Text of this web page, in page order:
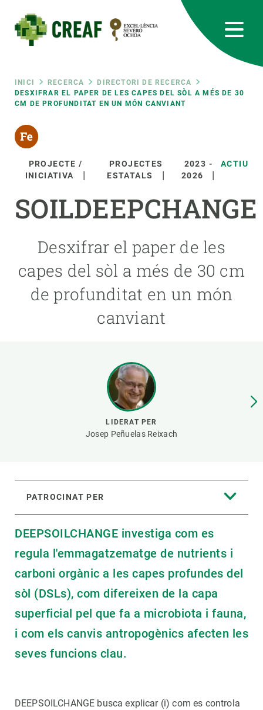
contingut
Fil
d'ariadna
INICI RECERCA
DIRECTORI DE RECERCA
DESXIFRAR EL PAPER DE LES CAPES DEL SÒL A MÉS DE 30
CM DE PROFUNDITAT EN UN MÓN CANVIANT
PROJECTE /
INICIATIVA
PROJECTES
ESTATALS
2023 -
2026
ACTIU
SOILDEEPCHANGE
Desxifrar el paper de les
capes del sòl a més de 30 cm
de profunditat en un món
canviant
LIDERAT PER
Josep Peñuelas Reixach
PATROCINAT PER
DEEPSOILCHANGE investiga com es
regula l'emmagatzematge de nutrients i
carboni orgànic a les capes profundes del
sòl (DSLs), com difereixen de la capa
superficial pel que fa a microbiota i fauna,
i com els canvis antropogènics afecten les
seves funcions clau.
DEEPSOILCHANGE busca explicar (i) com es controla
RRSS
Featured
responsive
Responsive
menu
SOBRE NOSALTRES
RECERCA
UNEIX-TE A NOSALTRES
PARTICIPA